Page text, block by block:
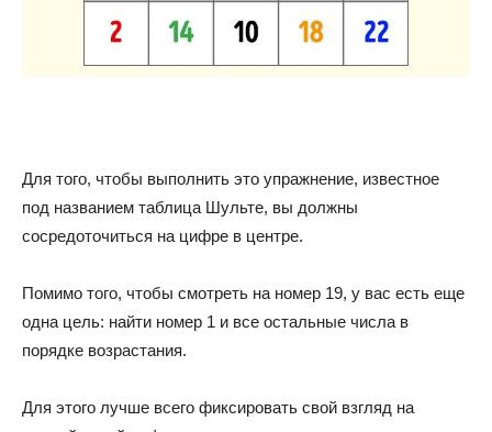
Для того, чтобы выполнить это упражнение, известное
под названием таблица Шульте, вы должны
сосредоточиться на цифре в центре.
Помимо того, чтобы смотреть на номер 19, у вас есть еще
одна цель: найти номер 1 и все остальные числа в
порядке возрастания.
Для этого лучше всего фиксировать свой взгляд на